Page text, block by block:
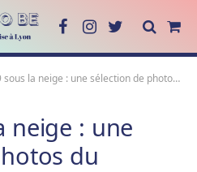
FacebookInstagram
Twitter
Cart
la neige : une sélection de photos du quartier
neige : une
du